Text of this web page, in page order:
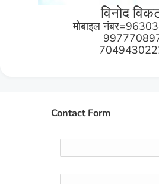
विनोद
मोबाइल
Contact Form